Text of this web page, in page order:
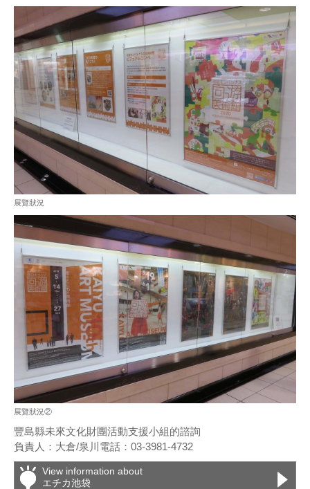
展覽狀況
展覽狀況②
豐島縣未來文化財團活動支援小組的諮詢
負責人：大倉/泉川電話：03-3981-4732
View information about
エチカ池袋